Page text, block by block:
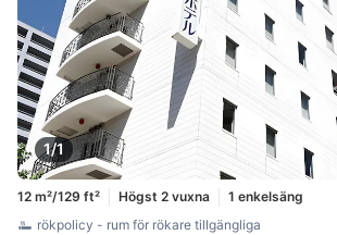
1/1
12 m²/129 ft² Högst 2 vuxna
1 enkelsäng
rökpolicy - rum för rökare tillgängliga